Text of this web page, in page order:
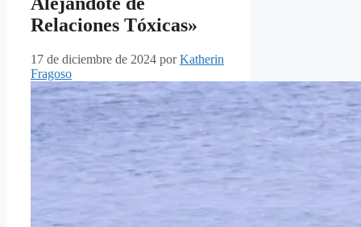
Relaciones Tóxicas»
17 de diciembre de 2024 porKatherin
Fragoso